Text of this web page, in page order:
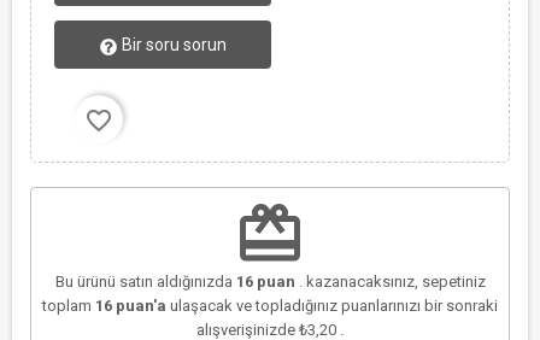
Bir soru sorun
favorite_border
redeem
Bu ürünü satın aldığınızda 16puan . kazanacaksınız, sepetiniz
toplam 16 puan'a ulaşacak ve topladığınız puanlarınızı bir sonraki
alışverişinizde ₺3,20